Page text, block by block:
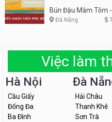
Tiên
Bún Đậu Mắm Tôm
Đà Nẵng
Việc làm
Hà Nội
Cầu Giấy
Đống Đa
Ba Đình
Đà
Hải Châu
Thanh Khê
Sơn Trà